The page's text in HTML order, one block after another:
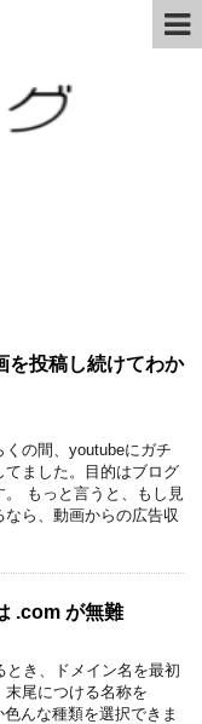
投稿し続けてわか
の間、youtubeにガチ
てました。目的はブログ
もっと言うと、もし見
ら、動画からの広告収
.com が無難
とき、ドメイン名を最初
尾につける名称を
んな種類を選択できま